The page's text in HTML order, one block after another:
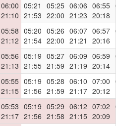
06:00
21:10
05:21
21:53
05:25
22:00
06:06
21:23
06:55
20:18
05:58
21:12
05:20
21:54
05:26
22:00
06:07
21:21
06:57
20:16
05:56
21:13
05:19
21:55
05:27
21:59
06:09
21:19
06:59
20:14
05:55
21:15
05:19
21:56
05:28
21:59
06:10
21:17
07:00
20:12
05:53
21:17
05:19
21:56
05:29
21:58
06:12
21:15
07:02
20:09